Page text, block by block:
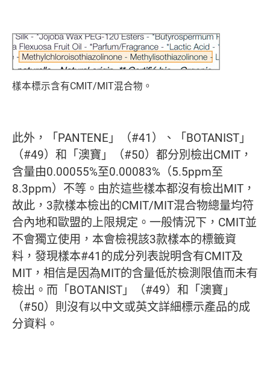
樣本標示含有CMIT/MIT混合物。
此外，「PANTENE」（#41）、「BOTANIST」
（#49）和「澳寶」（#50）都分別檢出CMIT，
含量由0.00055%至0.00083%（5.5ppm至
8.3ppm）不等。由於這些樣本都沒有檢出MIT，
故此，3款樣本檢出的CMIT/MIT混合物總量均符
合內地和歐盟的上限規定。一般情況下，CMIT並
不會獨立使用，本會檢視該3款樣本的標籤資
料，發現樣本#41的成分列表說明含有CMIT及
MIT，相信是因為MIT的含量低於檢測限值而未有
檢出。而「BOTANIST」（#49）和「澳寶」
（#50）則沒有以中文或英文詳細標示產品的成
分資料。